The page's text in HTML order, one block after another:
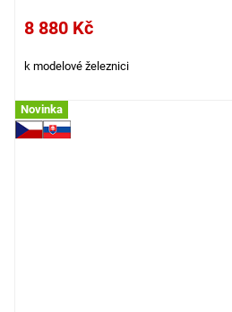
8 880 Kč
k modelové železnici
Novinka